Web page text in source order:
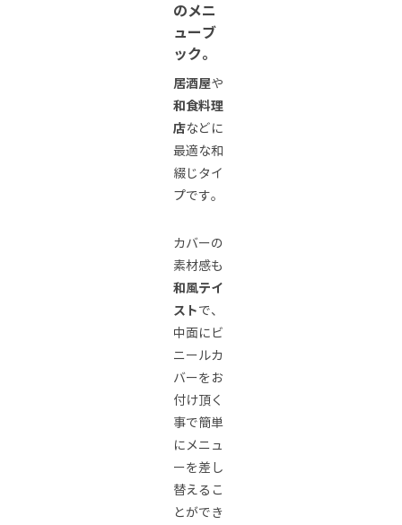
のメニ
ューブ
ック。
居酒屋や
和食料理
店などに
最適な和
綴じタイ
プです。
カバーの
素材感も
和風テイ
ストで、
中面にビ
ニールカ
バーをお
付け頂く
事で簡単
にメニュ
ーを差し
替えるこ
とができ